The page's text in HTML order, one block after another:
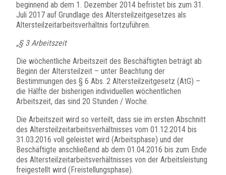
beginnend ab dem 1. Dezember 2014 befristet bis zum 31.
Juli 2017 auf Grundlage des Altersteilzeitgesetzes als
Altersteilzeitarbeitsverhältnis fortzuführen.
„§ 3 Arbeitszeit
Die wöchentliche Arbeitszeit des Beschäftigten beträgt ab
Beginn der Altersteilzeit – unter Beachtung der
Bestimmungen des § 6 Abs. 2 Altersteilzeitgesetz (AtG) –
die Hälfte der bisherigen individuellen wöchentlichen
Arbeitszeit, das sind 20 Stunden / Woche.
Die Arbeitszeit wird so verteilt, dass sie im ersten Abschnitt
des Altersteilzeitarbeitsverhältnisses vom 01.12.2014 bis
31.03.2016 voll geleistet wird (Arbeitsphase) und der
Beschäftigte anschließend ab dem 01.04.2016 bis zum Ende
des Altersteilzeitarbeitsverhältnisses von der Arbeitsleistung
freigestellt wird (Freistellungsphase).